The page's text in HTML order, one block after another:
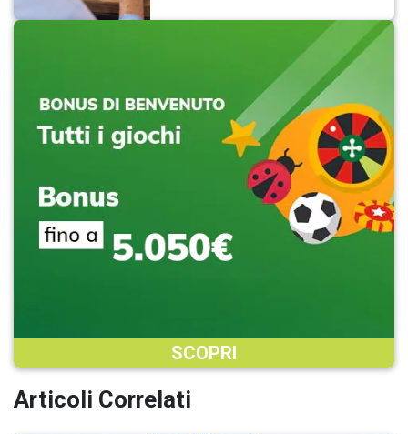
SCOPRI
Articoli Correlati